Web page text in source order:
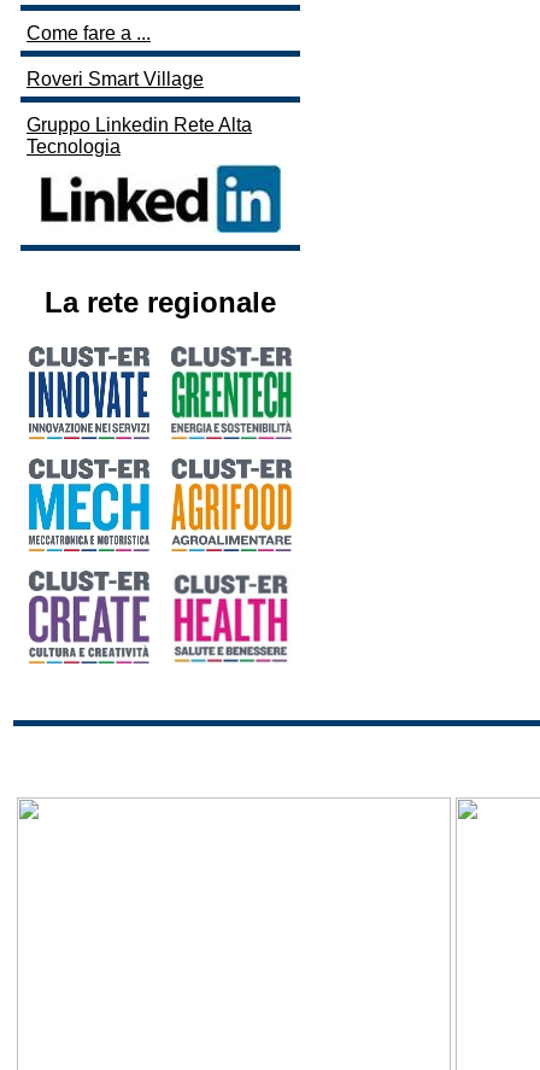
Come fare a ...
Roveri Smart Village
Gruppo Linkedin Rete Alta
Tecnologia
La rete regionale